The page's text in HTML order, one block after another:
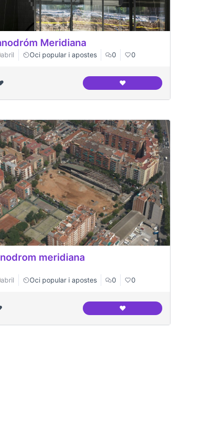
Meridiana
abril Oci popular i apostes 0 0
❤️Canodróm Meridiana
meridiana funcional
meridiana
abril Oci popular i apostes 0 0
❤️canodrom meridiana